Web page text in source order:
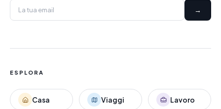
→
ESPLORA
Casa Viaggi Lavoro